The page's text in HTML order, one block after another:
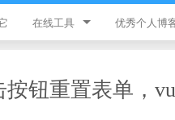
在线工具
领优惠券
优秀个人博
钮重置表单，